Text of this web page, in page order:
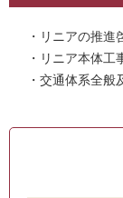
・リニアの推進
・リニア本体工
・交通体系全般